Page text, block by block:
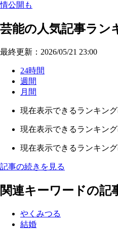
情公開も
芸能の人気記事ラン
最終更新：2026/05/21 23:00
24時間
週間
月間
現在表示できるランキング
現在表示できるランキング
現在表示できるランキング
記事の続きを見る
関連キーワードの記
やくみつる
結婚